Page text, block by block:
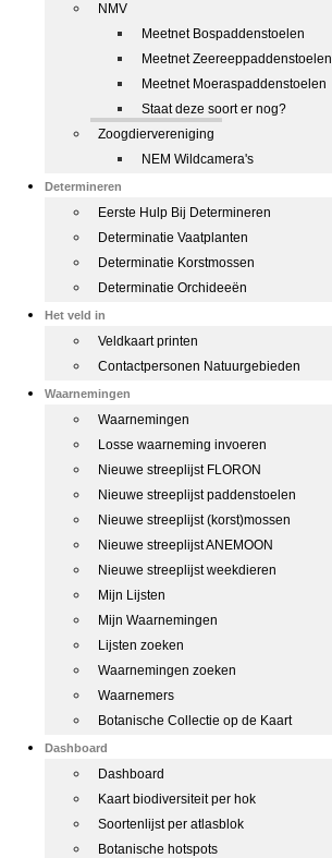
NMV
Meetnet Bospaddenstoelen
Meetnet Zeereeppaddenstoelen
Meetnet Moeraspaddenstoelen
Staat deze soort er nog?
Zoogdiervereniging
NEM Wildcamera's
Determineren
Eerste Hulp Bij Determineren
Determinatie Vaatplanten
Determinatie Korstmossen
Determinatie Orchideeën
Het veld in
Veldkaart printen
Contactpersonen Natuurgebieden
Waarnemingen
Waarnemingen
Losse waarneming invoeren
Nieuwe streeplijst FLORON
Nieuwe streeplijst paddenstoelen
Nieuwe streeplijst (korst)mossen
Nieuwe streeplijst ANEMOON
Nieuwe streeplijst weekdieren
Mijn Lijsten
Mijn Waarnemingen
Lijsten zoeken
Waarnemingen zoeken
Waarnemers
Botanische Collectie op de Kaart
Dashboard
Dashboard
Kaart biodiversiteit per hok
Soortenlijst per atlasblok
Botanische hotspots